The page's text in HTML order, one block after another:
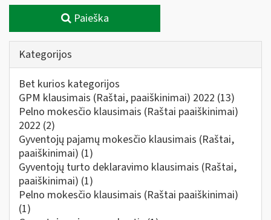
Paieška
Kategorijos
Bet kurios kategorijos
GPM klausimais (Raštai, paaiškinimai) 2022 (13)
Pelno mokesčio klausimais (Raštai paaiškinimai)
2022 (2)
Gyventojų pajamų mokesčio klausimais (Raštai,
paaiškinimai) (1)
Gyventojų turto deklaravimo klausimais (Raštai,
paaiškinimai) (1)
Pelno mokesčio klausimais (Raštai paaiškinimai)
(1)